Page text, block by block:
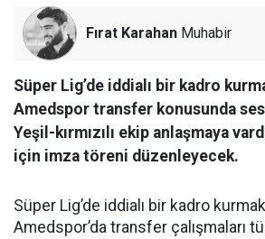
Fırat Karahan Muhabir
Süper Lig’de iddialı bir kadro
Amedspor transfer konusunda
Yeşil-kırmızılı ekip anlaşmaya
için imza töreni düzenleyecek.
Süper Lig’de iddialı bir kadro
Amedspor’da transfer çalışmaları